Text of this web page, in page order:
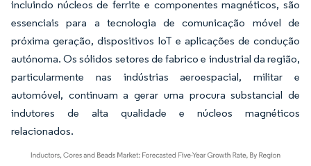
incluindo núcleos de ferrite e componentes magnéticos, são
essenciais para a tecnologia de comunicação móvel de
próxima geração, dispositivos IoT e aplicações de condução
autónoma. Os sólidos setores de fabrico e industrial da região,
particularmente nas indústrias aeroespacial, militar e
automóvel, continuam a gerar uma procura substancial de
indutores de alta qualidade e núcleos magnéticos
relacionados.